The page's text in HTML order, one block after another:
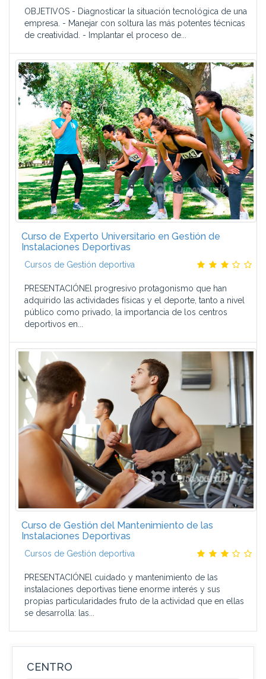
OBJETIVOS - Diagnosticar la situación tecnológica de una
empresa. - Manejar con soltura las más potentes técnicas
de creatividad. - Implantar el proceso de...
Curso de Experto Universitario en Gestión de
Instalaciones Deportivas
Cursos de Gestión deportiva
PRESENTACIÓNEl progresivo protagonismo que han
adquirido las actividades físicas y el deporte, tanto a nivel
público como privado, la importancia de los centros
deportivos en...
Curso de Gestión del Mantenimiento de las
Instalaciones Deportivas
Cursos de Gestión deportiva
PRESENTACIÓNEl cuidado y mantenimiento de las
instalaciones deportivas tiene enorme interés y sus
propias particularidades fruto de la actividad que en ellas
se desarrolla: las...
CENTRO